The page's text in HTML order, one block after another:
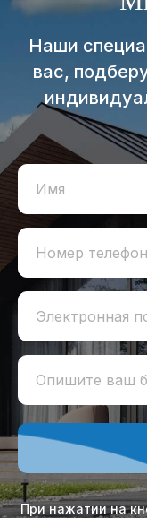
Наши
вас,
Имя
Номер
Электронная
Опишите ваш
При нажатии на